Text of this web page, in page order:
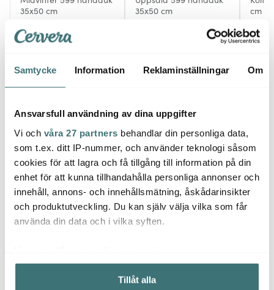
Samtycke Information Reklaminställningar Om
Ansvarsfull användning av dina uppgifter
Vi och våra 27 partners behandlar din personliga data,
som t.ex. ditt IP-nummer, och använder teknologi såsom
cookies för att lagra och få tillgång till information på din
enhet för att kunna tillhandahålla personliga annonser och
innehåll, annons- och innehållsmätning, åskådarinsikter
och produktutveckling. Du kan själv välja vilka som får
använda din data och i vilka syften.
Samla in information om din geografiska plats som
kan ha en noggrannhet på upp till flera meter
Tillåt alla
35x50 cm
158 kr 199 kr
35x50 cm
cm
368
Låt dig inspireras av våra kunder
Relaterade sidor